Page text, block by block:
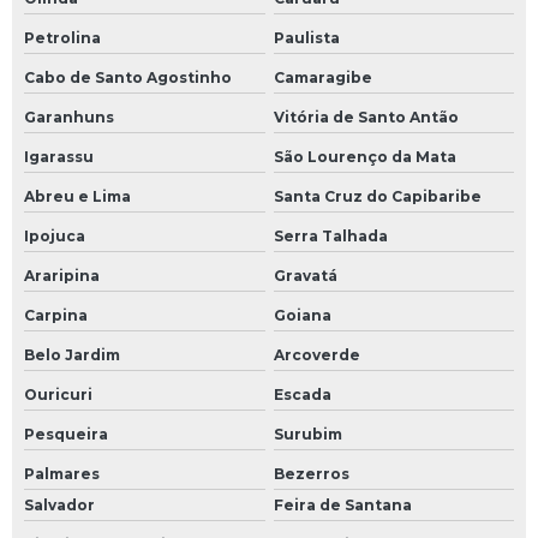
Petrolina Paulista
Cabo de Santo Agostinho Camaragibe
Garanhuns Vitória de Santo Antão
Igarassu São Lourenço da Mata
Abreu e Lima Santa Cruz do Capibaribe
Ipojuca Serra Talhada
Araripina Gravatá
Carpina Goiana
Belo Jardim Arcoverde
Ouricuri Escada
Pesqueira Surubim
Palmares
Bezerros
Salvador
Feira de Santana